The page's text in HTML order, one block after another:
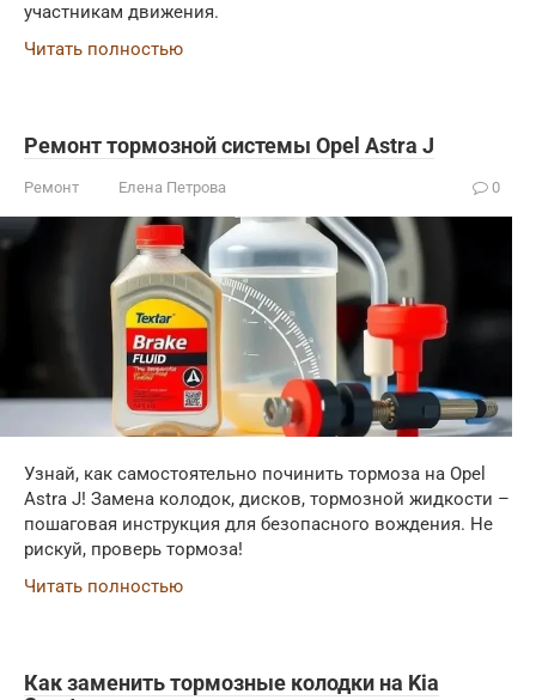
участникам движения.
Читать полностью
Ремонт тормозной системы Opel Astra J
Ремонт Елена Петрова 0
Узнай, как самостоятельно починить тормоза на Opel
Astra J! Замена колодок, дисков, тормозной жидкости –
пошаговая инструкция для безопасного вождения. Не
рискуй, проверь тормоза!
Читать полностью
Как заменить тормозные колодки на Kia